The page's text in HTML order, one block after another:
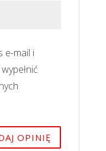
e-mail i